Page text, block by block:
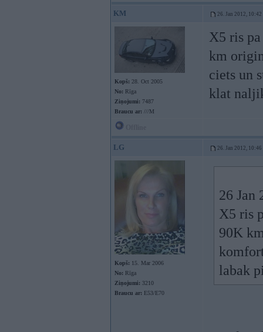
KM 26. Jan 2012, 10:42
Kopš: 28. Oct 2005
No: Rīga
Ziņojumi: 7487
Braucu ar: ///M
X5 ris
km
ciets un
klat
LG 26. Jan 2012, 10:46
Kopš: 15. Mar 2006
No: Rīga
Ziņojumi: 3210
Braucu ar: E53/E70
26 Jan
X5 ris
90K
labak